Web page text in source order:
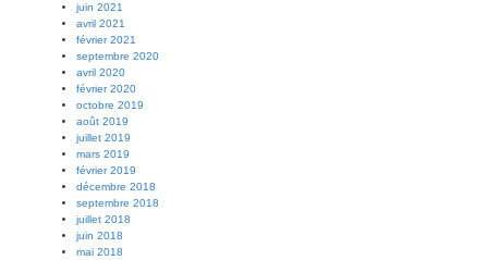
juin 2021
avril 2021
février 2021
septembre 2020
avril 2020
février 2020
octobre 2019
août 2019
juillet 2019
mars 2019
février 2019
décembre 2018
septembre 2018
juillet 2018
juin 2018
mai 2018